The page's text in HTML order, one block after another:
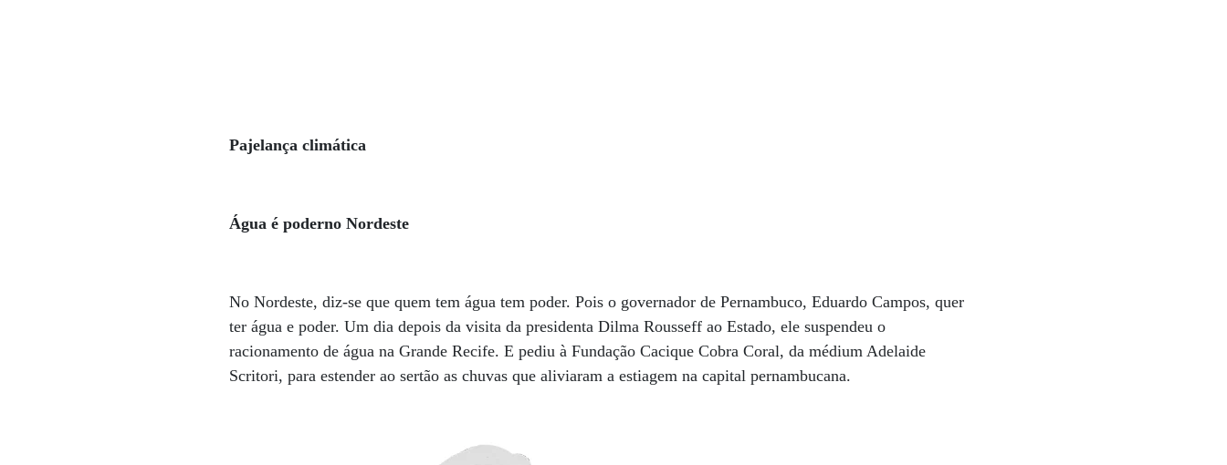
Pajelança climática
Água é poderno Nordeste
No Nordeste, diz-se que quem tem água tem poder. Pois o governador de Pernambuco, Eduardo Campos, quer
ter água e poder. Um dia depois da visita da presidenta Dilma Rousseff ao Estado, ele suspendeu o
racionamento de água na Grande Recife. E pediu à Fundação Cacique Cobra Coral, da médium Adelaide
Scritori, para estender ao sertão as chuvas que aliviaram a estiagem na capital pernambucana.